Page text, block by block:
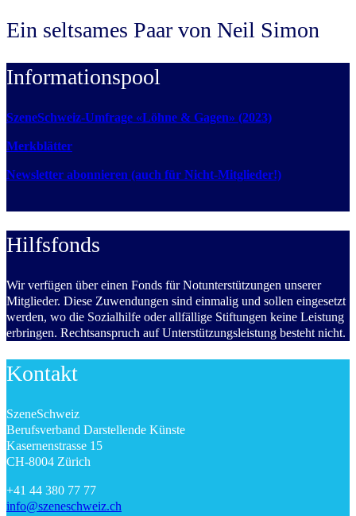
Ein seltsames Paar von Neil Simon
Informationspool
SzeneSchweiz-Umfrage «Löhne & Gagen» (2023)
Merkblätter
Newsletter abonnieren (auch für Nicht-Mitglieder!)
Hilfsfonds
Wir verfügen über einen Fonds für Notunterstützungen unserer
Mitglieder. Diese Zuwendungen sind einmalig und sollen eingesetzt
werden, wo die Sozialhilfe oder allfällige Stiftungen keine Leistung
erbringen. Rechtsanspruch auf Unterstützungsleistung besteht nicht.
Kontakt
SzeneSchweiz
Berufsverband Darstellende Künste
Kasernenstrasse 15
CH-8004 Zürich
+41 44 380 77 77
info@szeneschweiz.ch